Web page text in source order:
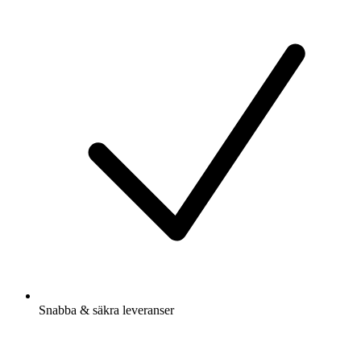
Snabba & säkra leveranser